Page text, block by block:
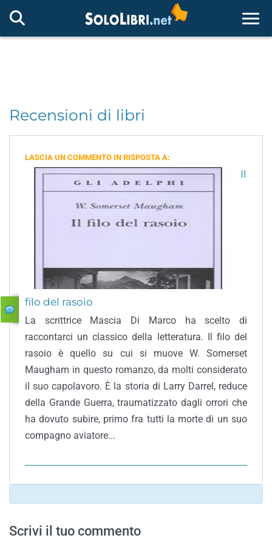
Recensioni di libri
LASCIA UN COMMENTO IN RISPOSTA A:
Il
filo del rasoio
La scrittrice Mascia Di Marco ha scelto di
raccontarci un classico della letteratura. Il filo del
rasoio è quello su cui si muove W. Somerset
Maugham in questo romanzo, da molti considerato
il suo capolavoro. È la storia di Larry Darrel, reduce
della Grande Guerra, traumatizzato dagli orrori che
ha dovuto subire, primo fra tutti la morte di un suo
compagno aviatore...
Scrivi il tuo commento